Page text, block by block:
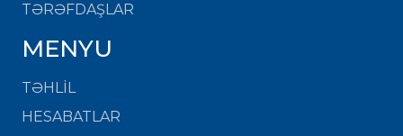
TƏRƏFDAŞLAR
MENYU
TƏHLİL
HESABATLAR